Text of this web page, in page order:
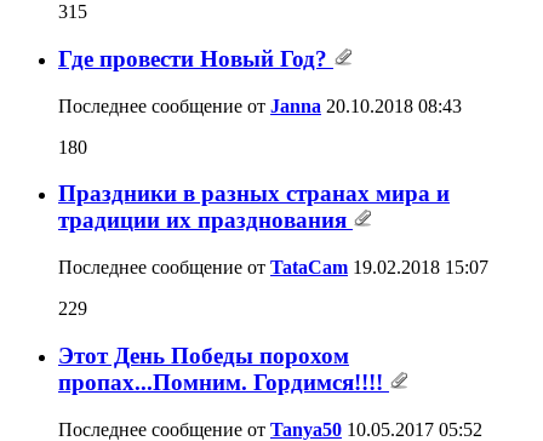
315
Где провести Новый Год?
Последнее сообщение от Janna 20.10.2018 08:43
180
Праздники в разных странах мира и
традиции их празднования
Последнее сообщение от TataCam 19.02.2018 15:07
229
Этот День Победы порохом
пропах...Помним. Гордимся!!!!
Последнее сообщение от Tanya50 10.05.2017 05:52